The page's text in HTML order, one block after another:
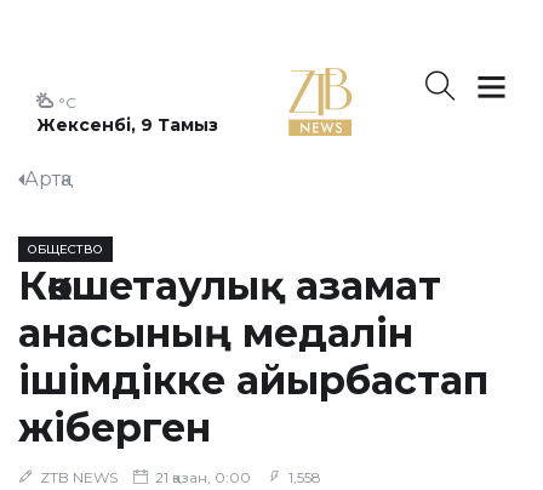
Жексенбі, 9 Тамыз
°C
Артқа
ОБЩЕСТВО
Көкшетаулық азамат
анасының медалін
ішімдікке айырбастап
жіберген
ZTB NEWS 21 қазан, 0:00 1,558